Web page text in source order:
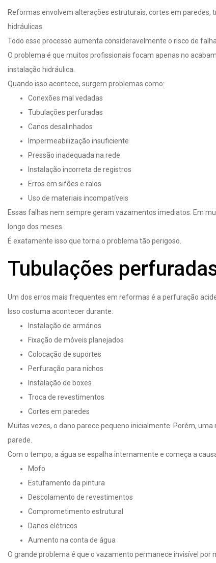
Reformas envolvem alterações estruturais, cortes em
hidráulicas.
Todo esse processo aumenta consideravelmente o risco de
O problema é que muitos profissionais focam apenas no
instalação hidráulica.
Quando isso acontece, surgem problemas como:
Conexões mal vedadas
Tubulações perfuradas
Canos desalinhados
Impermeabilização insuficiente
Pressão inadequada na rede
Instalação incorreta de registros
Erros em sifões e ralos
Uso de materiais incompatíveis
Essas falhas nem sempre geram vazamentos imediatos. Em
longo dos meses.
É exatamente isso que torna o problema tão perigoso.
Tubulações
Um dos erros mais frequentes em reformas é a perfuração
Isso costuma acontecer durante:
Instalação de armários
Fixação de móveis planejados
Colocação de suportes
Perfuração para nichos
Instalação de boxes
Troca de revestimentos
Cortes em paredes
Muitas vezes, o dano parece pequeno inicialmente. Porém,
parede.
Com o tempo, a água se espalha internamente e começa a
Mofo
Estufamento da pintura
Descolamento de revestimentos
Comprometimento estrutural
Danos elétricos
Aumento na conta de água
O grande problema é que o vazamento permanece invisível por